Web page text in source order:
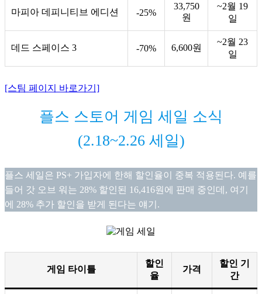
마피아 데피니티브 에디션 -25%
33,750
원
~2월 19
일
데드 스페이스 3 -70% 6,600원
~2월 23
일
[스팀 페이지 바로가기]
플스 스토어 게임 세일 소식
(2.18~2.26 세일)
플스 세일은 PS+ 가입자에 한해 할인율이 중복 적용된다. 예를
들어 갓 오브 워는 28% 할인된 16,416원에 판매 중인데, 여기
에 28% 추가 할인을 받게 된다는 얘기.
게임 타이틀
할인
율
가격
할인 기
간